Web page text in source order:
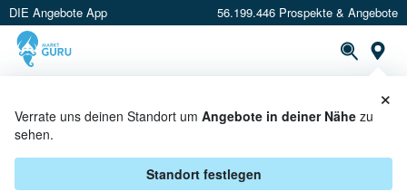
DIE Angebote App 56.199.446 Prospekte & Angebote
Verrate uns deinen Standort um Angebote in deiner Nähe zu
sehen.
Standort festlegen
×
SAKRET BEI GLOBUS BAUMARKT
- ANGEBOTE & AKTIONEN